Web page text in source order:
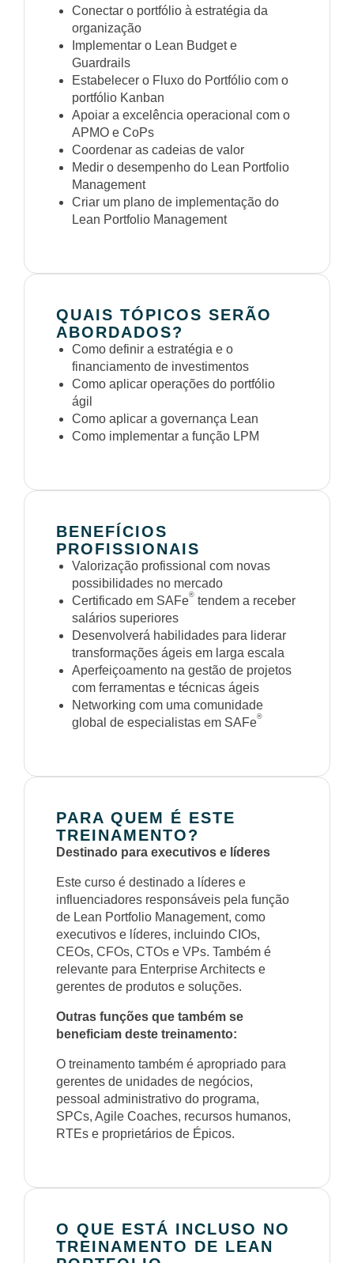
Conectar o portfólio à estratégia da
organização
Implementar o Lean Budget e
Guardrails
Estabelecer o Fluxo do Portfólio com o
portfólio Kanban
Apoiar a excelência operacional com o
APMO e CoPs
Coordenar as cadeias de valor
Medir o desempenho do Lean Portfolio
Management
Criar um plano de implementação do
Lean Portfolio Management
QUAIS TÓPICOS SERÃO
ABORDADOS?
Como definir a estratégia e o
financiamento de investimentos
Como aplicar operações do portfólio
ágil
Como aplicar a governança Lean
Como implementar a função LPM
BENEFÍCIOS
PROFISSIONAIS
Valorização profissional com novas
possibilidades no mercado
Certificado em SAFe® tendem a receber
salários superiores
Desenvolverá habilidades para liderar
transformações ágeis em larga escala
Aperfeiçoamento na gestão de projetos
com ferramentas e técnicas ágeis
Networking com uma comunidade
global de especialistas em SAFe®
PARA QUEM É ESTE
TREINAMENTO?
Destinado para executivos e líderes
Este curso é destinado a líderes e
influenciadores responsáveis pela função
de Lean Portfolio Management, como
executivos e líderes, incluindo CIOs,
CEOs, CFOs, CTOs e VPs. Também é
relevante para Enterprise Architects e
gerentes de produtos e soluções.
Outras funções que também se
beneficiam deste treinamento:
O treinamento também é apropriado para
gerentes de unidades de negócios,
pessoal administrativo do programa,
SPCs, Agile Coaches, recursos humanos,
RTEs e proprietários de Épicos.
O QUE ESTÁ INCLUSO NO
TREINAMENTO DE LEAN